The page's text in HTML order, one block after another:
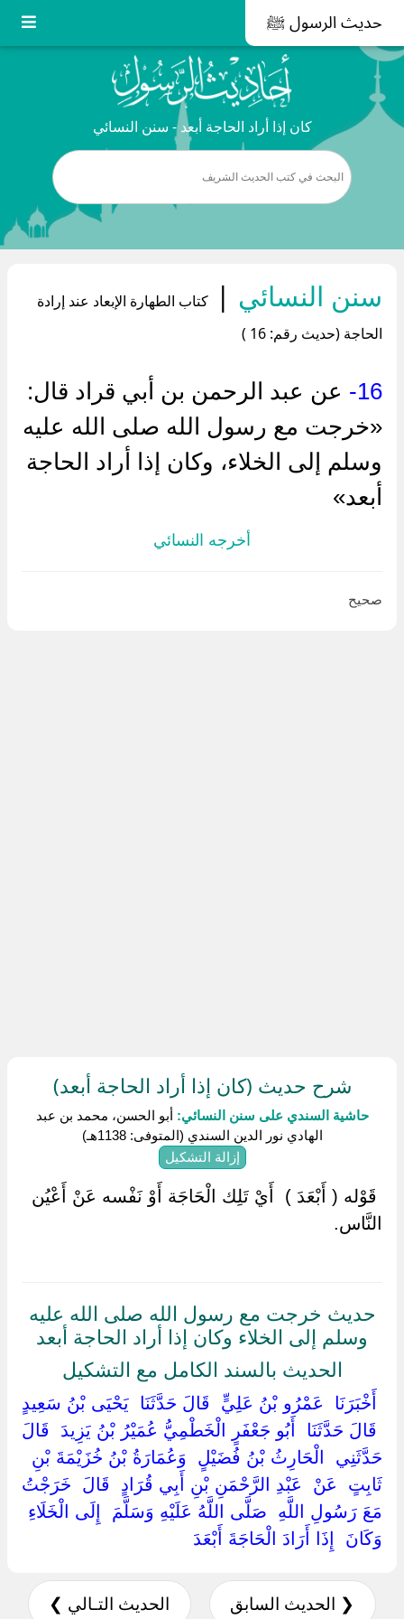
حديث الرسول ﷺ
كان إذا أراد الحاجة أبعد - سنن النسائي
سنن النسائي |
كتاب الطهارة الإبعاد عند إرادة
الحاجة (حديث رقم: 16 )
16-
عن عبد الرحمن بن أبي قراد قال:
«خرجت مع رسول الله صلى الله عليه
وسلم إلى الخلاء، وكان إذا أراد الحاجة
أبعد»
أخرجه النسائي
صحيح
شرح حديث (كان إذا أراد الحاجة أبعد)
حاشية السندي على سنن النسائي: أبو الحسن، محمد بن عبد
الهادي نور الدين السندي (المتوفى: 1138هـ)
إزالة التشكيل
‏ ‏قَوْله ( أَبْعَدَ ) ‏ ‏أَيْ تَلِك الْحَاجَة أَوْ نَفْسه عَنْ أَعْيُن
النَّاس.
حديث خرجت مع رسول الله صلى الله عليه
وسلم إلى الخلاء وكان إذا أراد الحاجة أبعد
الحديث بالسند الكامل مع التشكيل
‏ ‏أَخْبَرَنَا ‏ ‏عَمْرُو بْنُ عَلِيٍّ ‏ ‏قَالَ حَدَّثَنَا ‏ ‏يَحْيَى بْنُ سَعِيدٍ
‏ ‏قَالَ حَدَّثَنَا ‏ ‏أَبُو جَعْفَرٍ الْخَطْمِيُّ عُمَيْرُ بْنُ يَزِيدَ ‏ ‏قَالَ
حَدَّثَنِي ‏ ‏الْحَارِثُ بْنُ فُضَيْلٍ ‏ ‏وَعُمَارَةُ بْنُ خُزَيْمَةَ بْنِ
ثَابِتٍ ‏ ‏عَنْ ‏ ‏عَبْدِ الرَّحْمَنِ بْنِ أَبِي قُرَادٍ ‏ ‏قَالَ ‏ ‏خَرَجْتُ
مَعَ رَسُولِ اللَّهِ ‏ ‏صَلَّى اللَّهُ عَلَيْهِ وَسَلَّمَ ‏ ‏إِلَى الْخَلَاءِ
وَكَانَ ‏ ‏إِذَا أَرَادَ الْحَاجَةَ أَبْعَدَ ‏
❮ الحديث السابق الحديث التـالي ❯